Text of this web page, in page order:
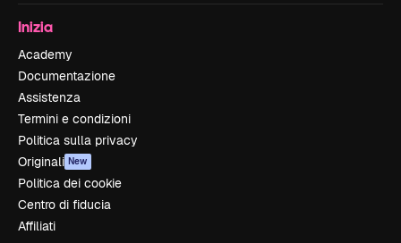
Inizia
Academy
Documentazione
Assistenza
Termini e condizioni
Politica sulla privacy
Originali New
Politica dei cookie
Centro di fiducia
Affiliati